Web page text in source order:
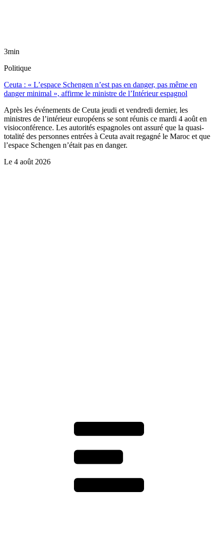
3min
Politique
Ceuta : « L’espace Schengen n’est pas en danger, pas même en
danger minimal », affirme le ministre de l’Intérieur espagnol
Après les événements de Ceuta jeudi et vendredi dernier, les
ministres de l’intérieur européens se sont réunis ce mardi 4 août en
visioconférence. Les autorités espagnoles ont assuré que la quasi-
totalité des personnes entrées à Ceuta avait regagné le Maroc et que
l’espace Schengen n’était pas en danger.
Le 4 août 2026